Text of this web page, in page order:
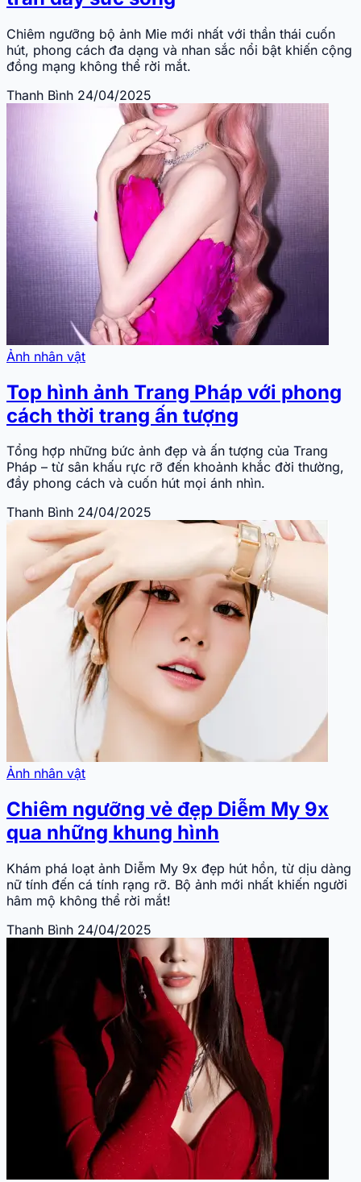
Chiêm ngưỡng bộ ảnh Mie mới nhất với thần thái cuốn
hút, phong cách đa dạng và nhan sắc nổi bật khiến cộng
đồng mạng không thể rời mắt.
Thanh Bình 24/04/2025
Ảnh nhân vật
Top hình ảnh Trang Pháp với phong
cách thời trang ấn tượng
Tổng hợp những bức ảnh đẹp và ấn tượng của Trang
Pháp – từ sân khấu rực rỡ đến khoảnh khắc đời thường,
đầy phong cách và cuốn hút mọi ánh nhìn.
Thanh Bình 24/04/2025
Ảnh nhân vật
Chiêm ngưỡng vẻ đẹp Diễm My 9x
qua những khung hình
Khám phá loạt ảnh Diễm My 9x đẹp hút hồn, từ dịu dàng
nữ tính đến cá tính rạng rỡ. Bộ ảnh mới nhất khiến người
hâm mộ không thể rời mắt!
Thanh Bình 24/04/2025